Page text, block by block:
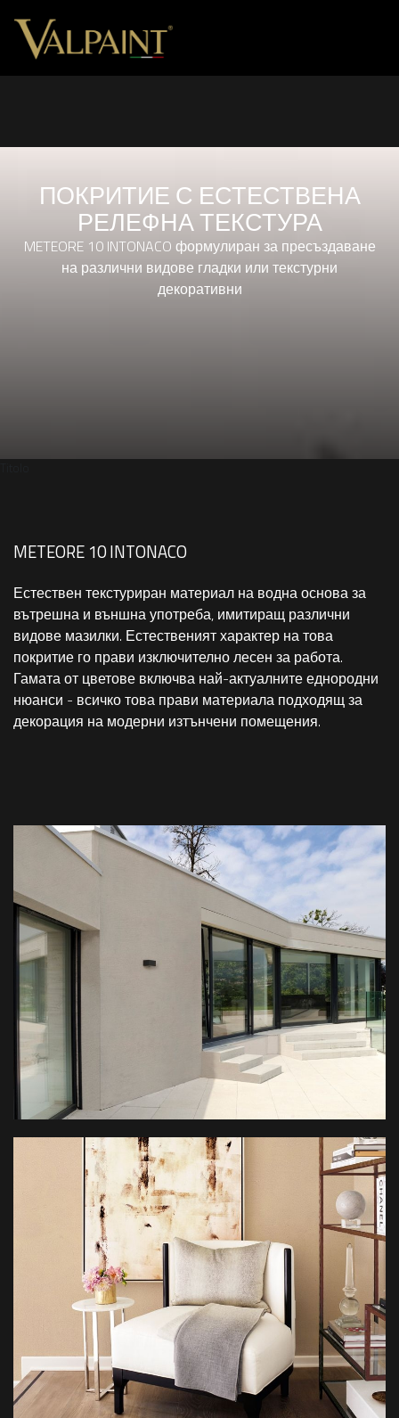
ПОКРИТИЕ С ЕСТЕСТВЕНА
РЕЛЕФНА ТЕКСТУРА
METEORE 10 INTONACO формулиран за пресъздаване
на различни видове гладки или текстурни
декоративни
METEORE 10 INTONACO
Естествен текстуриран материал на водна основа за
вътрешна и външна употреба, имитиращ различни
видове мазилки. Естественият характер на това
покритие го прави изключително лесен за работа.
Гамата от цветове включва най-актуалните еднородни
нюанси - всичко това прави материала подходящ за
декорация на модерни изтънчени помещения.